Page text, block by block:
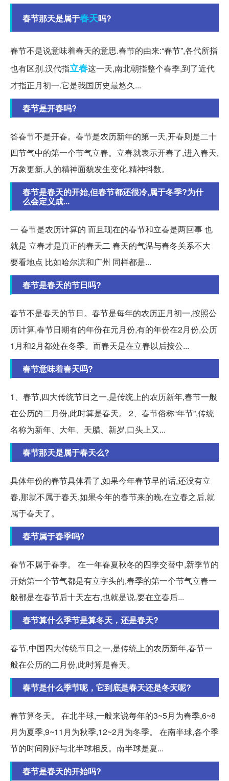
春节那天是属于春天吗?
春节不是说意味着春天的意思.春节的由来:“春节”,各代所指
也有区别.汉代指立春这一天,南北朝指整个春季,到了近代
才指正月初一.它是我国历史最悠久...
春节是开春吗?
答春节不是开春。春节是农历新年的第一天,开春则是二十
四节气中的第一个节气立春。立春就表示开春了,进入春天,
万象更新,人的精神面貌发生变化,精神抖数。
春节是春天的开始,但春节都还很冷,属于冬季?为什
么会定义成...
一 春节是农历计算的 而且现在的春节和立春是两回事 也
就是 立春才是真正的春天二 春天的气温与春冬关系不大
要看地点 比如哈尔滨和广州 同样都是...
春节是春天的节日吗?
春节不是春天的节日。春节是每年的农历正月初一,按照公
历计算,春节日期有的年份在元月份,有的年份在2月份,公历
1月和2月都处在冬季。而春天是在立春以后按公...
春节意味着春天吗?
1、春节,四大传统节日之一,是传统上的农历新年,春节一般
在公历的二月份,此时算是春天。 2、春节俗称“年节”,传统
名称为新年、大年、天腊、新岁,口头上又...
春节那天是属于春天么?
具体年份的春节具体看了,如果今年春节早的话,还没有立
春,那就不属于春天,如果今年的春节来的晚,在立春之后,就
属于春天了。
春节属于春季吗?
春节不属于春季。 在一年春夏秋冬的四季交替中,新季节的
开始第一个节气都是有立字头的,春季的第一个节气立春一
般都是在春节后十天左右,也就是说,要在立春后...
春节算什么季节是算冬天，还是春天?
春节,中国四大传统节日之一,是传统上的农历新年,春节一
般在公历的二月份,此时算是春天。
春节是什么季节呢，它到底是春天还是冬天呢?
春节算冬天。 在北半球,一般来说每年的3~5月为春季,6~8
月为夏季,9~11月为秋季,12~2月为冬季。 在南半球,各个季
节的时间刚好与北半球相反。南半球是夏...
春节是春天的开始吗?